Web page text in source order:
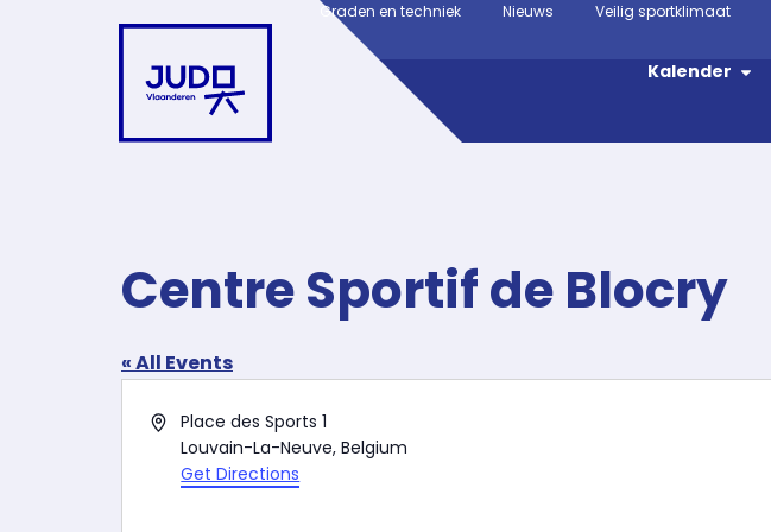
Graden en techniek Nieuws Veilig sportklimaat
Kalender
Centre Sportif de Blocry
« All Events
AddressPlace des Sports 1
Louvain-La-Neuve, Belgium
Get Directions